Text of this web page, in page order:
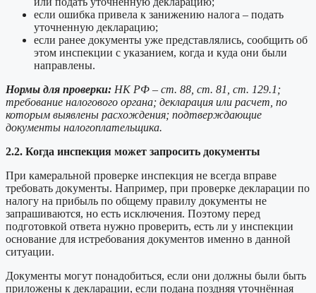
если ошибка привела к занижению налога – подать
уточненную декларацию;
если ранее документы уже представлялись, сообщить об
этом инспекции с указанием, когда и куда они были
направлены.
Нормы для проверки: НК РФ – ст. 88, ст. 81, ст. 129.1;
требование налогового органа; декларация или расчет, по
которым выявлены расхождения; подтверждающие
документы налогоплательщика.
2.2. Когда инспекция может запросить документы
При камеральной проверке инспекция не всегда вправе
требовать документы. Например, при проверке декларации по
налогу на прибыль по общему правилу документы не
запрашиваются, но есть исключения. Поэтому перед
подготовкой ответа нужно проверить, есть ли у инспекции
основание для истребования документов именно в данной
ситуации.
Документы могут понадобиться, если они должны были быть
приложены к декларации, если подана поздняя уточнённая